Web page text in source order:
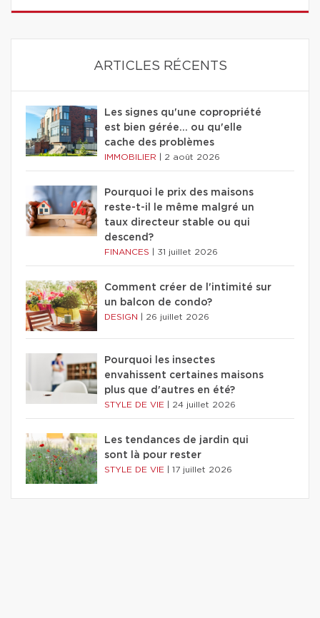
ARTICLES RÉCENTS
Les signes qu'une copropriété
est bien gérée… ou qu'elle
cache des problèmes
IMMOBILIER 2 août 2026
Pourquoi le prix des maisons
reste-t-il le même malgré un
taux directeur stable ou qui
descend?
FINANCES 31 juillet 2026
Comment créer de l'intimité sur
un balcon de condo?
DESIGN 26 juillet 2026
Pourquoi les insectes
envahissent certaines maisons
plus que d'autres en été?
STYLE DE VIE 24 juillet 2026
Les tendances de jardin qui
sont là pour rester
STYLE DE VIE 17 juillet 2026